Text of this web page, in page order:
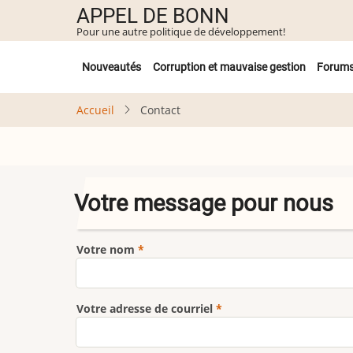
contenu
APPEL DE BONN
Pour une autre politique de développement!
Untermenü
Nouveautés Corruption et mauvaise gestion
Accueil Contact
Votre message pour nous
Votre nom
Votre adresse de courriel